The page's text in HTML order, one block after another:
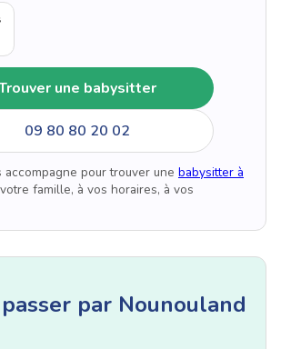
une babysitter
09 80 80 20 02
accompagne pour trouver une babysitter à
famille, à vos horaires, à vos
par Nounouland